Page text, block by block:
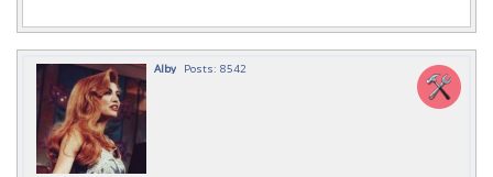
Alby Posts: 8542